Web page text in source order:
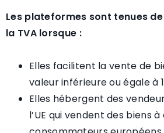
Les plateformes sont tenues
la TVA lorsque :
Elles facilitent la vente de
valeur inférieure ou égale à
Elles hébergent des
l’UE qui vendent des biens à